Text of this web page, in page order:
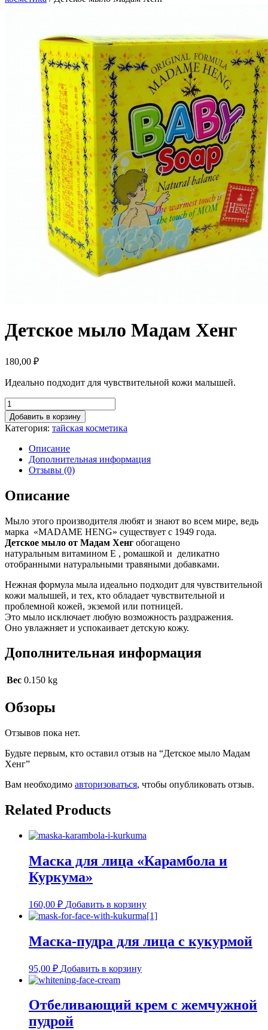
Детское мыло Мадам Хенг
180,00 ₽
Идеально подходит для чувствительной кожи малышей.
Добавить в корзину
Категория: тайская косметика
Описание
Дополнительная информация
Отзывы (0)
Описание
Мыло этого производителя любят и знают во всем мире, ведь
марка «MADAME HENG» существует с 1949 года.
Детское мыло от Мадам Хенг обогащено
натуральным витамином Е , ромашкой и деликатно
отобранными натуральными травяными добавками.
Нежная формула мыла идеально подходит для чувствительной
кожи малышей, и тех, кто обладает чувствительной и
проблемной кожей, экземой или потницей.
Это мыло исключает любую возможность раздражения.
Оно увлажняет и успокаивает детскую кожу.
Дополнительная информация
Вес 0.150 kg
Обзоры
Отзывов пока нет.
Будьте первым, кто оставил отзыв на “Детское мыло Мадам
Хенг”
Вам необходимо авторизоваться, чтобы опубликовать отзыв.
Related Products
Маска для лица «Карамбола и
Куркума»
160,00 ₽ Добавить в корзину
Маска-пудра для лица с кукурмой
95,00 ₽ Добавить в корзину
Отбеливающий крем с жемчужной
пудрой